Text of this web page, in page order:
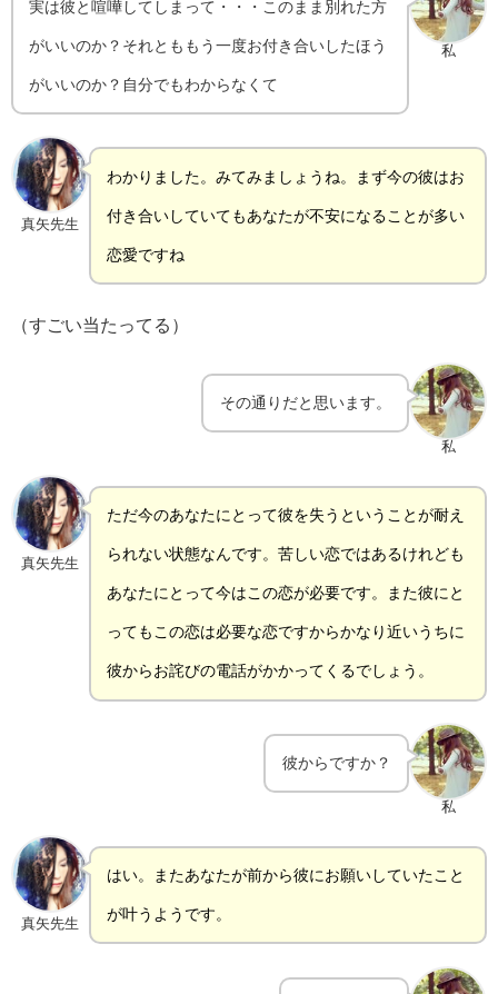
私
実は彼と喧嘩してしまって・・・このまま別れた方
がいいのか？それとももう一度お付き合いしたほう
がいいのか？自分でもわからなくて
真矢先生
わかりました。みてみましょうね。まず今の彼はお
付き合いしていてもあなたが不安になることが多い
恋愛ですね
（すごい当たってる）
私
その通りだと思います。
真矢先生
ただ今のあなたにとって彼を失うということが耐え
られない状態なんです。苦しい恋ではあるけれども
あなたにとって今はこの恋が必要です。また彼にと
ってもこの恋は必要な恋ですからかなり近いうちに
彼からお詫びの電話がかかってくるでしょう。
私
彼からですか？
真矢先生
はい。またあなたが前から彼にお願いしていたこと
が叶うようです。